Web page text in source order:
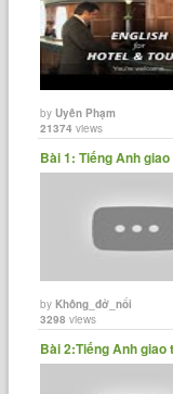
byUyên Phạm
21374 views
Bài 1: Tiếng Anh
byKhông_đở_nổi
3298 views
Bài 2:Tiếng Anh